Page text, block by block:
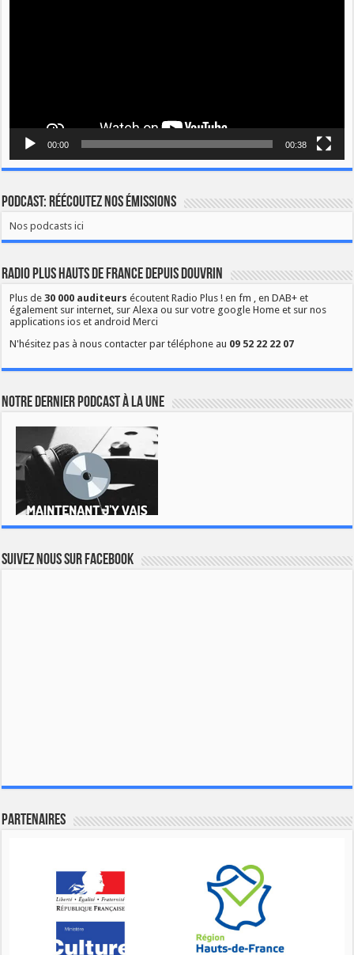
00:00 00:38
Podcast: Réécoutez nos émissions
Nos podcasts ici
Radio Plus Hauts de France depuis Douvrin
Plus de30 000 auditeurs écoutent Radio Plus ! en fm , en DAB+ et
également sur internet, sur Alexa ou sur votre google Home et sur nos
applications ios et android Merci
N'hésitez pas à nous contacter par téléphone au 09 52 22 22 07
Notre dernier podcast à la une
Suivez nous sur Facebook
Partenaires